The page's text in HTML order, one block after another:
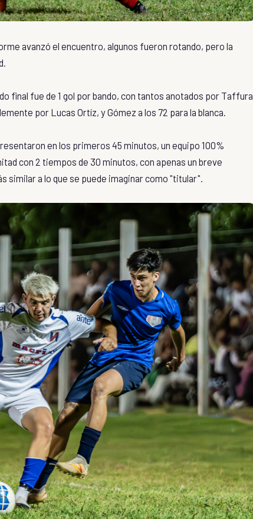
avanzó el encuentro, algunos fueron rotando, pero la
final fue de 1 gol por bando, con tantos anotados por Taffura
por Lucas Ortíz, y Gómez a los 72 para la blanca.
en los primeros 45 minutos, un equipo 100%
con 2 tiempos de 30 minutos, con apenas un breve
similar a lo que se puede imaginar como "titular".